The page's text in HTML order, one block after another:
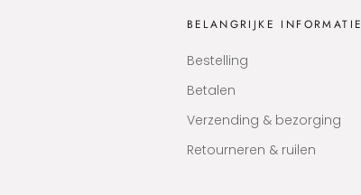
BELANGRIJKE INFORMATIE
Bestelling
Betalen
Verzending & bezorging
Retourneren & ruilen